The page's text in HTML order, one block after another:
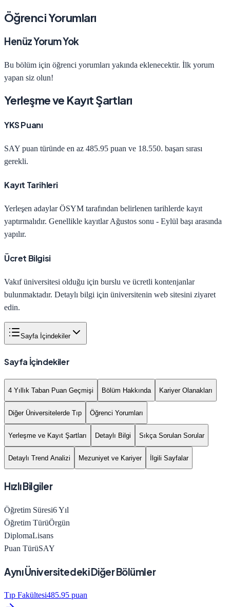
Öğrenci Yorumları
Henüz Yorum Yok
Bu bölüm için öğrenci yorumları yakında eklenecektir. İlk yorum
yapan siz olun!
Yerleşme ve Kayıt Şartları
YKS Puanı
SAY puan türünde en az 485.95 puan ve 18.550. başarı sırası
gerekli.
Kayıt Tarihleri
Yerleşen adaylar ÖSYM tarafından belirlenen tarihlerde kayıt
yaptırmalıdır. Genellikle kayıtlar Ağustos sonu - Eylül başı arasında
yapılır.
Ücret Bilgisi
Vakıf üniversitesi olduğu için burslu ve ücretli kontenjanlar
bulunmaktadır. Detaylı bilgi için üniversitenin web sitesini ziyaret
edin.
Sayfa İçindekiler
Sayfa İçindekiler
4 Yıllık Taban Puan Geçmişi Bölüm Hakkında Kariyer Olanakları
Diğer Üniversitelerde Tıp Öğrenci Yorumları
Yerleşme ve Kayıt Şartları Detaylı Bilgi Sıkça Sorulan Sorular
Detaylı Trend Analizi Mezuniyet ve Kariyer İlgili Sayfalar
Hızlı Bilgiler
Öğretim Süresi6Yıl
Öğretim TürüÖrgün
DiplomaLisans
Puan TürüSAY
Aynı Üniversitedeki Diğer Bölümler
Tıp Fakültesi485.95 puan